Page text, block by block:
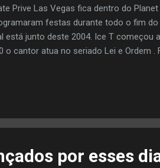
Prive Las Vegas fica dentro do
festas durante todo o fim
está junto deste 2004. Ice T começou
o cantor atua no seriado Lei e Ordem .
por esses